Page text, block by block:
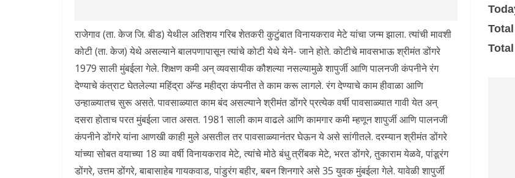
राजेगाव (ता. केज जि. बीड) येथील अतिशय गरिब शेतकरी कुटुंबात विनायकराव मेटे यांचा जन्म झाला. त्यांची मावशी
कोटी (ता. केज) येथे असल्याने बालपणापासून त्यांचे कोटी येथे येने- जाने होते. कोटीचे मावसभाऊ श्रीमंत डोंगरे
1979 साली मुंबईला गेले. शिक्षण कमी अन् व्यवसायीक कौशल्या नसल्यामुळे शापुर्जी आणि पालनजी कंपनीने रंग
देण्याचे कंत्राट घेतलेल्या महिंद्रा अ‍ॅन्ड महीद्रा कंपनीत ते काम करू लागले. रंग देण्याचे काम हीवाळा आणि
उन्हाळ्यातच सुरू असते. पावसाळ्यात काम बंद असल्याने श्रीमंत डोंगरे प्रत्येक वर्षी पावसाळ्यात गावी येत अन्
दसरा होताच परत मुंबईला जात असत. 1981 साली काम वाढले आणि कामगार कमी म्हणून शापुर्जी आणि पालनजी
कंपनीने डोंगरे यांना आणखी काही मुले असतील तर पावसाळ्यानंतर घेऊन ये असे सांगीतले. दरम्यान श्रीमंत डोंगरे
यांच्या सोबत वयाच्या 18 व्या वर्षी विनायकराव मेटे, त्यांचे मोठे बंधु त्रींबक मेटे, भरत डोंगरे, तुकाराम येळवे, पांडूरंग
डोंगरे, उत्तम डोंगरे, बाबासाहेब गायकवाड, पांडुरंग बहीर, बबन शिनगारे असे 35 युवक मुंबईला गेले. यावेळी शापुर्जी